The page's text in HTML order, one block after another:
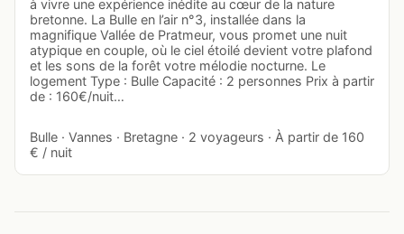
à vivre une expérience inédite au cœur de la nature
bretonne. La Bulle en l’air n°3, installée dans la
magnifique Vallée de Pratmeur, vous promet une nuit
atypique en couple, où le ciel étoilé devient votre plafond
et les sons de la forêt votre mélodie nocturne. Le
logement Type : Bulle Capacité : 2 personnes Prix à partir
de : 160€/nuit…
Bulle · Vannes · Bretagne · 2 voyageurs · À partir de 160
€ / nuit